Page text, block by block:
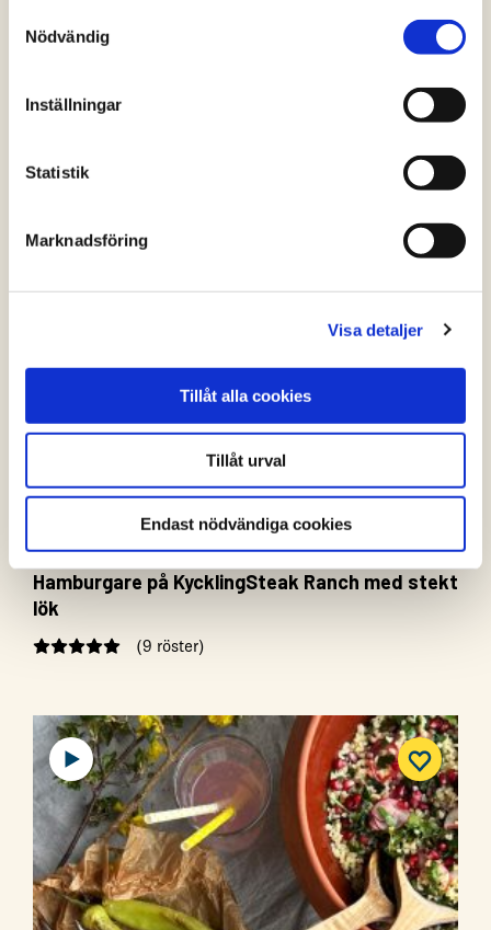
Nödvändig
Inställningar
Statistik
Marknadsföring
Visa detaljer
Tillåt alla cookies
Tillåt urval
Endast nödvändiga cookies
Hamburgare på KycklingSteak Ranch med stekt
lök
(9 röster)